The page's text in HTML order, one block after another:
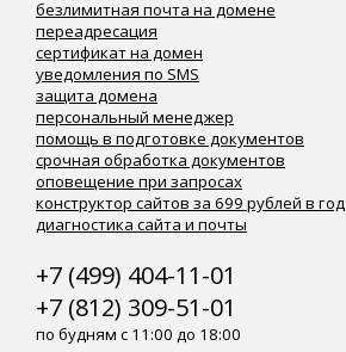
безлимитная почта на домене
переадресация
сертификат на домен
уведомления по SMS
защита домена
персональный менеджер
помощь в подготовке документов
срочная обработка документов
оповещение при запросах
конструктор сайтов за 699 рублей в год
диагностика сайта и почты
+7 (499) 404-11-01
+7 (812) 309-51-01
по будням с 11:00 до 18:00